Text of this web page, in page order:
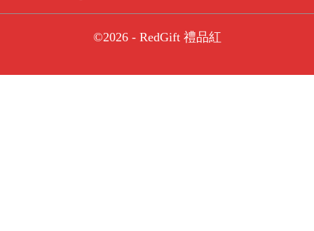
©2026 - RedGift 禮品紅